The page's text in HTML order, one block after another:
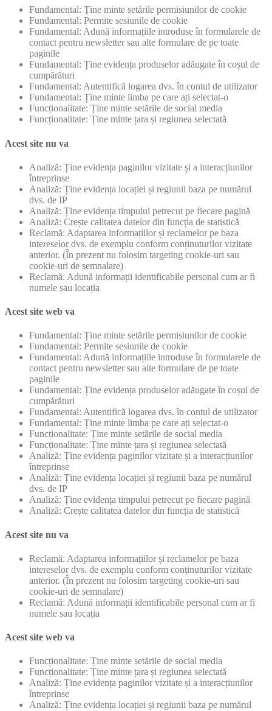
Fundamental: Ține minte setările permisiunilor de cookie
Fundamental: Permite sesiunile de cookie
Fundamental: Adună informațiile introduse în formularele de
contact pentru newsletter sau alte formulare de pe toate
paginile
Fundamental: Ține evidența produselor adăugate în coșul de
cumpărături
Fundamental: Autentifică logarea dvs. în contul de utilizator
Fundamental: Ține minte limba pe care ați selectat-o
Funcționalitate: Ține minte setările de social media
Funcționalitate: Ține minte țara și regiunea selectată
Acest site nu va
Analiză: Ține evidența paginilor vizitate și a interacțiunilor
întreprinse
Analiză: Ține evidența locației și regiunii baza pe numărul
dvs. de IP
Analiză: Ține evidența timpului petrecut pe fiecare pagină
Analiză: Crește calitatea datelor din funcția de statistică
Reclamă: Adaptarea informațiilor și reclamelor pe baza
intereselor dvs. de exemplu conform conținuturilor vizitate
anterior. (În prezent nu folosim targeting cookie-uri sau
cookie-uri de semnalare)
Reclamă: Adună informații identificabile personal cum ar fi
numele sau locația
Acest site web va
Fundamental: Ține minte setările permisiunilor de cookie
Fundamental: Permite sesiunile de cookie
Fundamental: Adună informațiile introduse în formularele de
contact pentru newsletter sau alte formulare de pe toate
paginile
Fundamental: Ține evidența produselor adăugate în coșul de
cumpărături
Fundamental: Autentifică logarea dvs. în contul de utilizator
Fundamental: Ține minte limba pe care ați selectat-o
Funcționalitate: Ține minte setările de social media
Funcționalitate: Ține minte țara și regiunea selectată
Analiză: Ține evidența paginilor vizitate și a interacțiunilor
întreprinse
Analiză: Ține evidența locației și regiunii baza pe numărul
dvs. de IP
Analiză: Ține evidența timpului petrecut pe fiecare pagină
Analiză: Crește calitatea datelor din funcția de statistică
Acest site nu va
Reclamă: Adaptarea informațiilor și reclamelor pe baza
intereselor dvs. de exemplu conform conținuturilor vizitate
anterior. (În prezent nu folosim targeting cookie-uri sau
cookie-uri de semnalare)
Reclamă: Adună informații identificabile personal cum ar fi
numele sau locația
Acest site web va
Funcționalitate: Ține minte setările de social media
Funcționalitate: Ține minte țara și regiunea selectată
Analiză: Ține evidența paginilor vizitate și a interacțiunilor
întreprinse
Analiză: Ține evidența locației și regiunii baza pe numărul